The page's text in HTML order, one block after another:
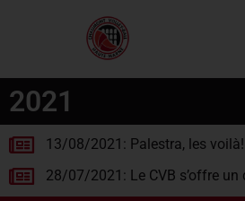
2021
13/08/2021: Palestra, les voilà!
28/07/2021: Le CVB s’offre un